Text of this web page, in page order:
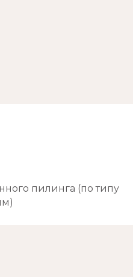
пилинга (по типу